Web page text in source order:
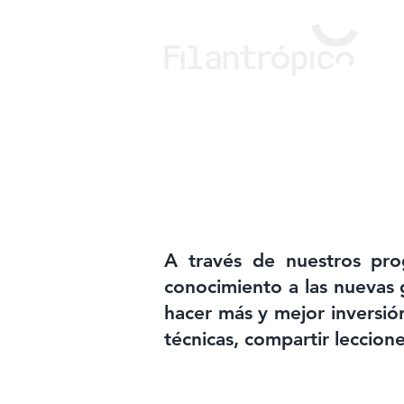
A través de nuestros
conocimiento a las
hacer más y mejor
técnicas, compartir